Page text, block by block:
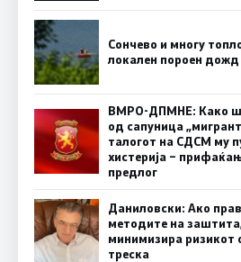
Сончево и многу
локален пороен
ВМРО-ДПМНЕ: Како
од сапуница
талогот на СДСМ му
хистерија –
предлог
Даниловски: Ако
методите на
минимизира ризикот
треска